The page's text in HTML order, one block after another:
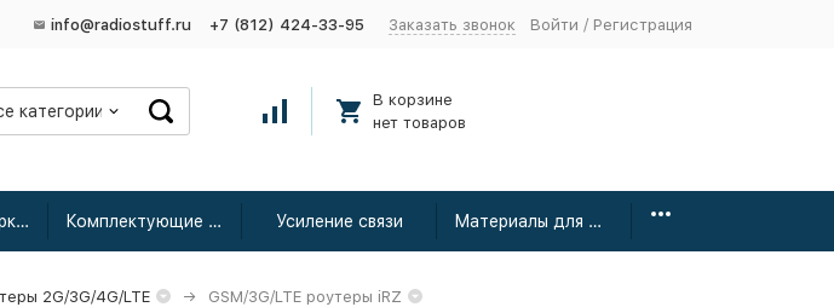
info@radiostuff.ru +7 (812) 424-33-95 Заказать звонок Войти / Регистрация
категории
В корзине
нет товаров
Кабельные сборки радиочастотные Комплектующие для усиления Усиление связи Материалы для монтажа
2G/3G/4G/LTE GSM/3G/LTE роутеры iRZ